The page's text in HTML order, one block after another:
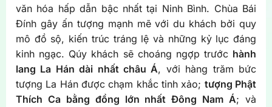
văn hóa hấp dẫn bậc nhất tại Ninh Bình. Chùa Bái
Đính gây ấn tượng mạnh mẽ với du khách bởi quy
mô đồ sộ, kiến trúc tráng lệ và những kỷ lục đáng
kinh ngạc. Qúy khách sẽ choáng ngợp trước hành
lang La Hán dài nhất châu Á, với hàng trăm bức
tượng La Hán được chạm khắc tinh xảo; tượng Phật
Thích Ca bằng đồng lớn nhất Đông Nam Á; và